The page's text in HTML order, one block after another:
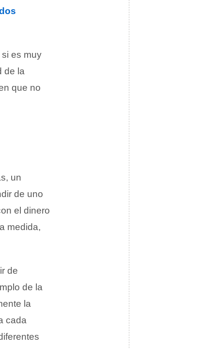
es muy
de la
que no
un
de uno
el dinero
medida,
de
de la
la
cada